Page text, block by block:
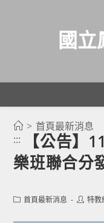
國立
> 首頁最新消息
:::
【公告】
樂班聯合分
Post首頁最新消息
Post特教